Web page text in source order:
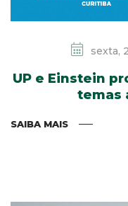
sexta,
UP e Einstein
temas
SAIBA MAIS